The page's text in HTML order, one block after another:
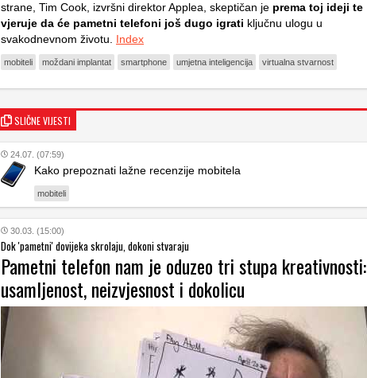
strane, Tim Cook, izvršni direktor Applea, skeptičan je prema toj ideji te
vjeruje da će pametni telefoni još dugo igrati ključnu ulogu u
svakodnevnom životu. Index
mobiteli moždani implantat smartphone umjetna inteligencija virtualna stvarnost
SLIČNE VIJESTI
24.07. (07:59)
Kako prepoznati lažne recenzije mobitela
mobiteli
30.03. (15:00)
Dok 'pametni' dovijeka skrolaju, dokoni stvaraju
Pametni telefon nam je oduzeo tri stupa kreativnosti:
usamljenost, neizvjesnost i dokolicu